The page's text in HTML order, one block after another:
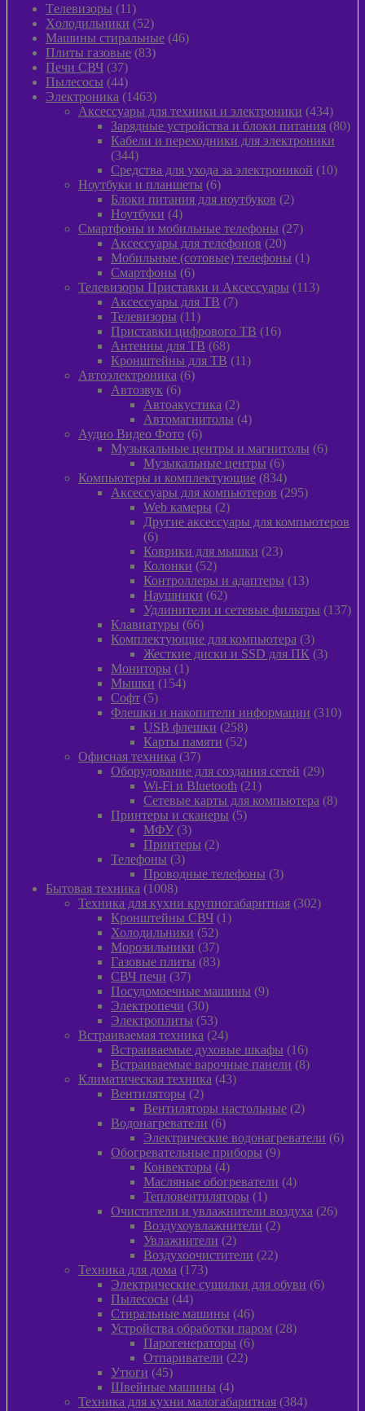
Tелевизоры 1111
товаров
Xолодильники 5252
товара
Машины стиральные 4646
Плиты газовые 8383
Печи СВЧ 3737
товаров
Пылeсосы 4444
товара
Электроника 14631463
товара
Аксессуары для техники и электроники 434434
товара
Зарядные устройства и блоки питания 8080
Кабели и переходники для электроники
344344
товара
Средства для ухода за электроникой 1010
Ноутбуки и планшеты 66
товаров
Блоки питания для ноутбуков 22
Ноутбуки 44
товара
Смартфоны и мобильные телефоны 2727
Аксессуары для телефонов 2020
товаров
Мобильные (сотовые) телефоны 11
Смартфоны 66
товаров
Телевизоры Приставки и Аксессуары 113113
Аксессуары для ТВ 77
Телевизоры 1111
товаров
Приставки цифрового ТВ 1616
Антенны для ТВ 6868
товаров
Кронштейны для ТВ 1111
Автоэлектроника 66
Автозвук 66
товаров
Автоакустика 22
товара
Автомагнитолы 44
Аудио Видео Фото 66
товаров
Музыкальные центры и магнитолы 66
Музыкальные центры 66
товаров
Компьютеры и комплектующие 834834
товара
Аксессуары для компьютеров 295295
Web камеры 22
товара
Другие аксессуары для компьютеров
66
товаров
Коврики для мышки 2323
Колонки 5252
товара
Контроллеры и адаптеры 1313
Наушники 6262
товара
Удлинители и сетевые фильтры 137137
Клавиатуры 6666
товаров
Комплектующие для компьютера 33
товара
Жесткие диски и SSD для ПК 33
Мониторы 11
товар
Мышки 154154
Софт 55
товаров
Флешки и накопители информации 310310
USB флешки 258258
товаров
Карты памяти 5252
Офисная техника 3737
товаров
Оборудование для создания сетей 2929
Wi-Fi и Bluetooth 2121
товар
Сетевые карты для компьютера 88
Принтеры и сканеры 55
МФУ 33
товара
Принтеры 22
Телефоны 33
товара
Проводные телефоны 33
Бытовая техника 10081008
товаров
Техника для кухни крупногабаритная 302302
Кронштейны СВЧ 11
Холодильники 5252
товара
Морозильники 3737
товаров
Газовые плиты 8383
СВЧ печи 3737
товаров
Посудомоечные машины 99
Электропечи 3030
товаров
Электроплиты 5353
товара
Встраиваемая техника 2424
товара
Встраиваемые духовые шкафы 1616
товаров
Встраиваемые варочные панели 88
Климатическая техника 4343
Вентиляторы 22
товара
Вентиляторы настольные 22
Водонагреватели 66
товаров
Электрические водонагреватели 66
Обогревательные приборы 99
Конвекторы 44
товара
Масляные обогреватели 44
Тепловентиляторы 11
товар
Очистители и увлажнители воздуха 2626
Воздухоувлажнители 22
Увлажнители 22
товара
Воздухоочистители 2222
Техника для дома 173173
товара
Электрические сушилки для обуви 66
Пылесосы 4444
товара
Стиральные машины 4646
товаров
Устройства обработки паром 2828
Парогенераторы 66
Отпариватели 2222
Утюги 4545
товаров
Швейные машины 44
товара
Техника для кухни малогабаритная 384384